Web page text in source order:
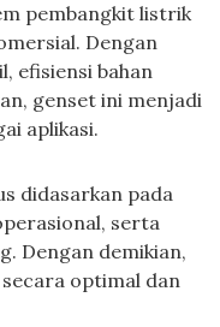
pembangkit listrik
Dengan
efisiensi bahan
genset ini menjadi
aplikasi.
didasarkan pada
serta
Dengan demikian,
optimal dan